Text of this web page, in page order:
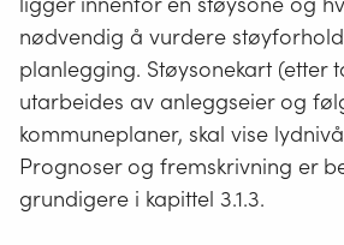
nødvendig å vurdere
planlegging. Støysonekart (etter
utarbeides av anleggseier og
kommune­planer, skal vise
Prognoser og fremskrivning er
grundigere i kapittel 3.1.3.